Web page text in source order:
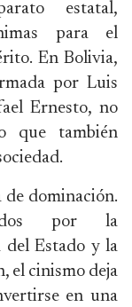
estatal,
para el
En Bolivia,
por Luis
Ernesto, no
que también
de dominación.
por la
del Estado y la
el cinismo deja
en una